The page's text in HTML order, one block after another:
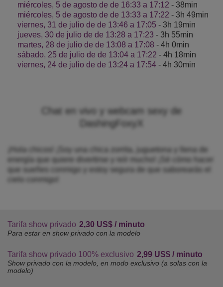
miércoles, 5 de agosto de de 16:33 a 17:12 - 38min
miércoles, 5 de agosto de de 13:33 a 17:22 - 3h 49min
viernes, 31 de julio de de 13:46 a 17:05 - 3h 19min
jueves, 30 de julio de de 13:28 a 17:23 - 3h 55min
martes, 28 de julio de de 13:08 a 17:08 - 4h 0min
sábado, 25 de julio de de 13:04 a 17:22 - 4h 18min
viernes, 24 de julio de de 13:24 a 17:54 - 4h 30min
Chat en vivo y webcam sexy de
DashingFoxyX
¡Hola chicos! ¡Soy una chica zorrita, juguetona y llena de
energía que quiere divertirse y reír mucho! ¡Sé cómo hacer
que sueñes conmigo y estoy segura de que saborearás el
cielo conmigo!
Tarifa show privado 2,30 US$ / minuto
Para estar en show privado con la modelo
Tarifa show privado 100% exclusivo 2,99 US$ / minuto
Show privado con la modelo, en modo exclusivo (a solas con la
modelo)